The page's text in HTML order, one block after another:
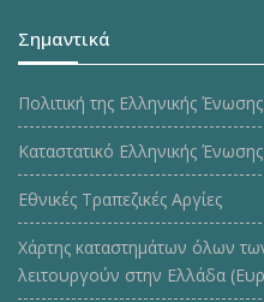
Σημαντικά
Πολιτική της Ελληνικής
Καταστατικό Ελληνικής
Εθνικές Τραπεζικές Αργίες
Χάρτης καταστημάτων όλων
λειτουργούν στην Ελλάδα